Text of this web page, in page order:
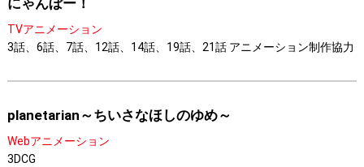
にゃんぼー！
TVアニメーション
3話、6話、7話、12話、14話、19話、21話 アニメーション制作協力
planetarian～ちいさなほしのゆめ～
Webアニメーション
3DCG